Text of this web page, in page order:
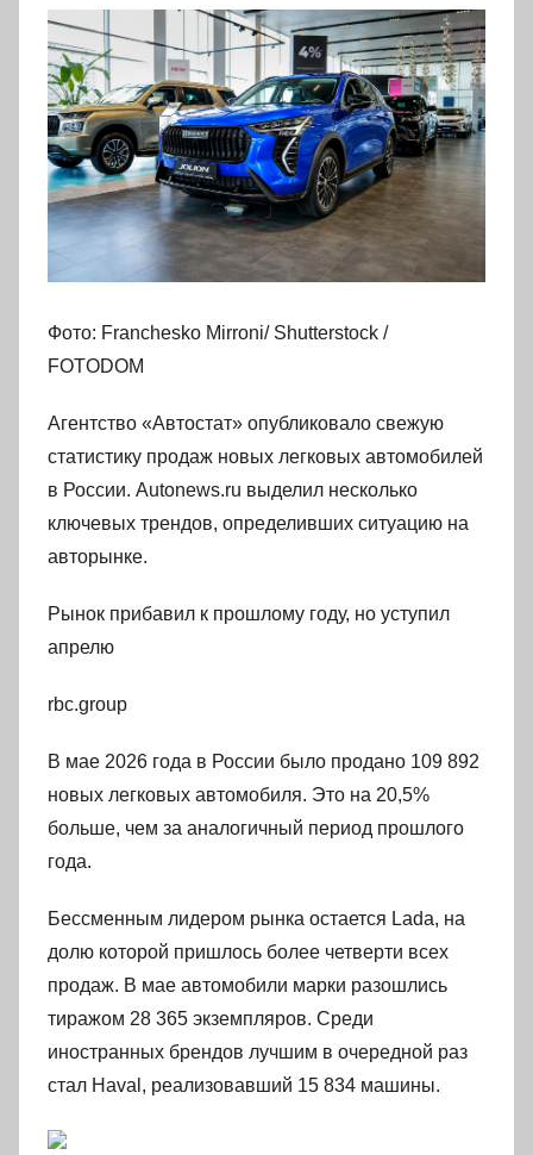
Фото: Franchesko Mirroni/ Shutterstock /
FOTODOM
Агентство «Автостат» опубликовало свежую
статистику продаж новых легковых автомобилей
в России. Autonews.ru выделил несколько
ключевых трендов, определивших ситуацию на
авторынке.
Рынок прибавил к прошлому году, но уступил
апрелю
rbc.group
В мае 2026 года в России было продано 109 892
новых легковых автомобиля. Это на 20,5%
больше, чем за аналогичный период прошлого
года.
Бессменным лидером рынка остается Lada, на
долю которой пришлось более четверти всех
продаж. В мае автомобили марки разошлись
тиражом 28 365 экземпляров. Среди
иностранных брендов лучшим в очередной раз
стал Haval, реализовавший 15 834 машины.